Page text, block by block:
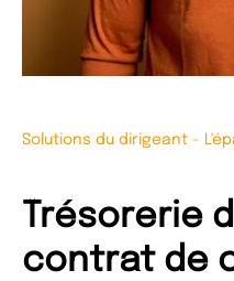
Solutions du dirigeant -
Trésorerie
contrat de